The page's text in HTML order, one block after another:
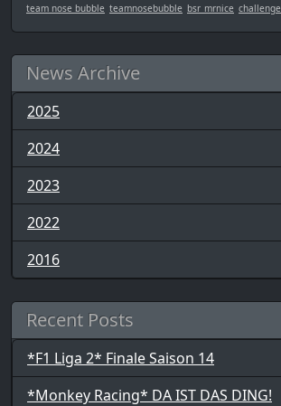
team nose bubble teamnosebubble bsr_mrnice challenge
News Archive
2025
2024
2023
2022
2016
Recent Posts
*F1 Liga 2* Finale Saison 14
*Monkey Racing* DA IST DAS DING!